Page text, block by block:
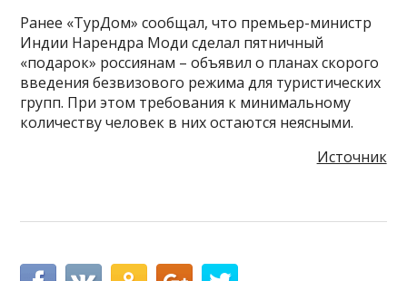
Ранее «ТурДом» сообщал, что премьер-министр
Индии Нарендра Моди сделал пятничный
«подарок» россиянам – объявил о планах скорого
введения безвизового режима для туристических
групп. При этом требования к минимальному
количеству человек в них остаются неясными.
Источник